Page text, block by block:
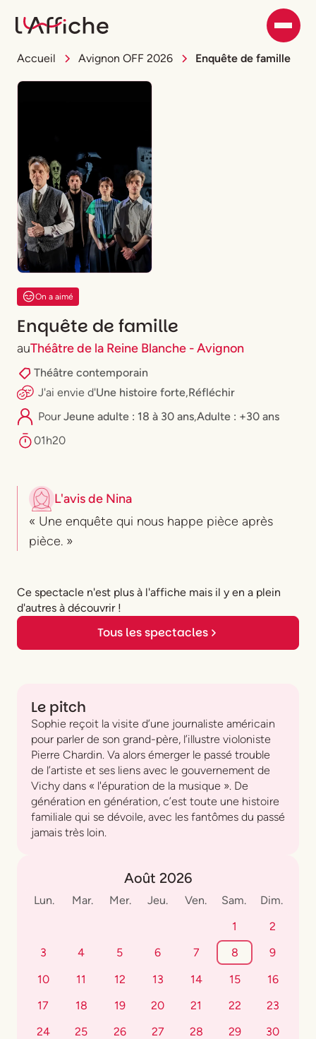
Accueil Avignon OFF 2026 Enquête de famille
On a aimé
Enquête de famille
auThéâtre de la Reine Blanche - Avignon
Théâtre contemporain
J'ai envie d'Une histoire forte,Réfléchir
Pour⁠Jeune adulte : 18 à 30 ans,Adulte : +30 ans
01h20
L'avis de Nina
« Une enquête qui nous happe pièce après
pièce. »
Ce spectacle n'est plus à l'affiche mais il y en a plein
d'autres à découvrir !
Tous les spectacles
Le pitch
Sophie reçoit la visite d’une journaliste américain
pour parler de son grand-père, l’illustre violoniste
Pierre Chardin. Va alors émerger le passé trouble
de l’artiste et ses liens avec le gouvernement de
Vichy dans « l'épuration de la musique ». De
génération en génération, c’est toute une histoire
familiale qui se dévoile, avec les fantômes du passé
jamais très loin.
Août 2026
Lun. Mar. Mer. Jeu. Ven. Sam.
Dim.
1
2
3
4 5 6 7 8
9
10
11 12 13 14 15
16
17
18 19 20 21 22
23
24
25 26 27 28 29
30